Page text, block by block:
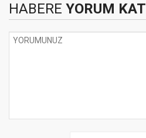
HABERE YORUM KAT